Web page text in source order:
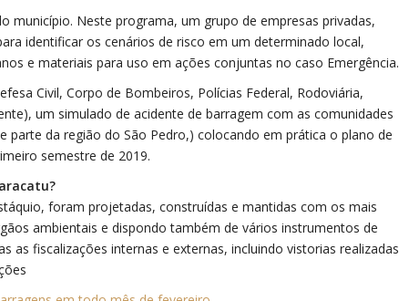
município. Neste programa, um grupo de empresas privadas,
identificar os cenários de risco em um determinado local,
e materiais para uso em ações conjuntas no caso Emergência.
Civil, Corpo de Bombeiros, Polícias Federal, Rodoviária,
um simulado de acidente de barragem com as comunidades
parte da região do São Pedro,) colocando em prática o plano de
semestre de 2019.
foram projetadas, construídas e mantidas com os mais
ambientais e dispondo também de vários instrumentos de
fiscalizações internas e externas, incluindo vistorias realizadas